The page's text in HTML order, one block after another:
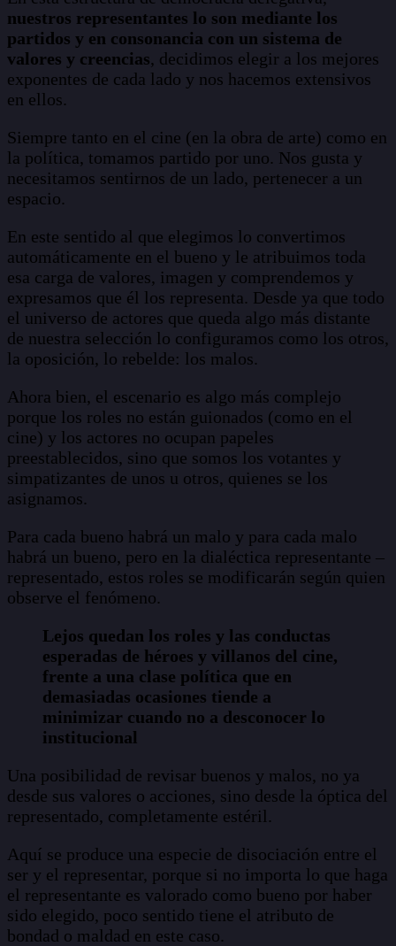
nuestros representantes lo son mediante los
partidos y en consonancia con un sistema de
valores y creencias, decidimos elegir a los mejores
exponentes de cada lado y nos hacemos extensivos
en ellos.
Siempre tanto en el cine (en la obra de arte) como en
la política, tomamos partido por uno. Nos gusta y
necesitamos sentirnos de un lado, pertenecer a un
espacio.
En este sentido al que elegimos lo convertimos
automáticamente en el bueno y le atribuimos toda
esa carga de valores, imagen y comprendemos y
expresamos que él los representa. Desde ya que todo
el universo de actores que queda algo más distante
de nuestra selección lo configuramos como los otros,
la oposición, lo rebelde: los malos.
Ahora bien, el escenario es algo más complejo
porque los roles no están guionados (como en el
cine) y los actores no ocupan papeles
preestablecidos, sino que somos los votantes y
simpatizantes de unos u otros, quienes se los
asignamos.
Para cada bueno habrá un malo y para cada malo
habrá un bueno, pero en la dialéctica representante –
representado, estos roles se modificarán según quien
observe el fenómeno.
Lejos quedan los roles y las conductas
esperadas de héroes y villanos del cine,
frente a una clase política que en
demasiadas ocasiones tiende a
minimizar cuando no a desconocer lo
institucional
Una posibilidad de revisar buenos y malos, no ya
desde sus valores o acciones, sino desde la óptica del
representado, completamente estéril.
Aquí se produce una especie de disociación entre el
ser y el representar, porque si no importa lo que haga
el representante es valorado como bueno por haber
sido elegido, poco sentido tiene el atributo de
bondad o maldad en este caso.